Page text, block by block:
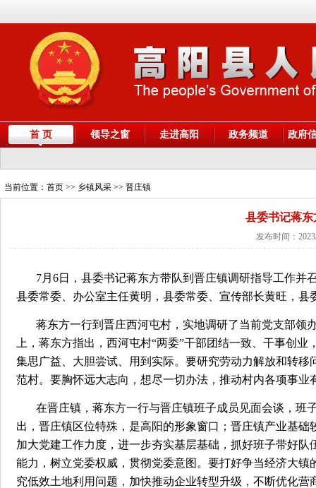
首 页 领导之窗 走进高阳 政务频道 政府
当前位置： 首页 >> 乡镇风采 >> 晋庄镇
县委书记蒋
发布时间：
7月6日，县委书记蒋东方带队到晋庄镇调研指导工作
县委常委、办公室主任黄明，县委常委、宣传部长黄旺，
蒋东方一行到晋庄西河屯村，实地调研了当前党支部领
上，蒋东方指出，西河屯村“两委”干部团结一致、干事创
集思广益、大胆尝试、用到实际。要研究劳动力解放和转
范村。要胸怀远大志向，想尽一切办法，推动村内各项事
在晋庄镇，蒋东方一行与晋庄镇班子成员见面会谈，班
出，晋庄镇区位特殊，是高阳的形象窗口；晋庄镇产业基
加大党建工作力度，进一步夯实基层基础，抓好班子带好
能力，树立党委权威，贯彻党委意图。要打好争当经济大
究低效土地利用问题，加快推动企业转型升级，不断优化